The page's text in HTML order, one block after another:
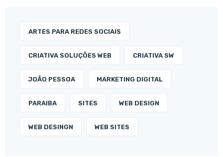
ARTES PARA REDES SOCIAIS
CRIATIVA SOLUÇÕES WEB CRIATIVA SW
JOÃO PESSOA MARKETING DIGITAL
PARAIBA SITES WEB DESIGN
WEB DESINGN WEB SITES